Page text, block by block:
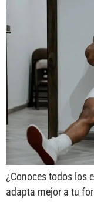
¿Conoces todos los
adapta mejor a tu